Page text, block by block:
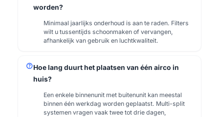
worden?
Minimaal jaarlijks onderhoud is aan te raden. Filters
wilt u tussentijds schoonmaken of vervangen,
afhankelijk van gebruik en luchtkwaliteit.
helpHoe lang duurt het plaatsen van één airco in
huis?
Een enkele binnenunit met buitenunit kan meestal
binnen één werkdag worden geplaatst. Multi-split
systemen vragen vaak twee tot drie dagen,